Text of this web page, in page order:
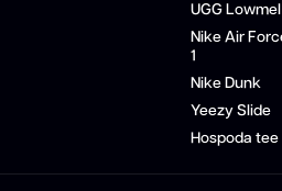
UGG Lowmel
Nike Air
1
Nike Dunk
Yeezy Slide
Hospoda tee